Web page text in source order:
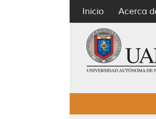
Inicio Acerca